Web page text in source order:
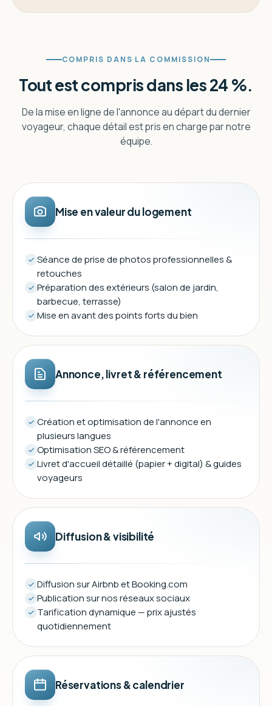
COMPRIS DANS LA COMMISSION
Tout est compris dans les 24 %.
De la mise en ligne de l'annonce au départ du dernier
voyageur, chaque détail est pris en charge par notre
équipe.
Mise en valeur du logement
Séance de prise de photos professionnelles &
retouches
Préparation des extérieurs (salon de jardin,
barbecue, terrasse)
Mise en avant des points forts du bien
Annonce, livret & référencement
Création et optimisation de l'annonce en
plusieurs langues
Optimisation SEO & référencement
Livret d'accueil détaillé (papier + digital) & guides
voyageurs
Diffusion & visibilité
Diffusion sur Airbnb et Booking.com
Publication sur nos réseaux sociaux
Tarification dynamique — prix ajustés
quotidiennement
Réservations & calendrier